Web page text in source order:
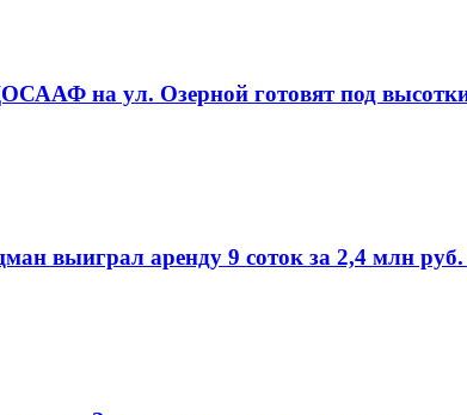
на ул. Озерной готовят под
выиграл аренду 9 соток за 2,4 млн